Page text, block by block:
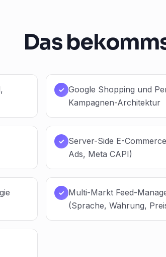
Das
✓ Google Shopping und
Kampagnen-Architektur
✓ Server-Side E-
Ads, Meta CAPI)
✓ Multi-Markt Feed-
(Sprache, Währung,